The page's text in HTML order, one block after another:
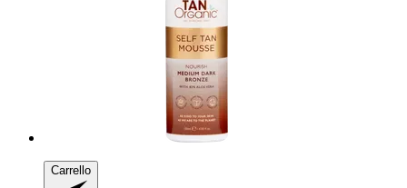
Carrello